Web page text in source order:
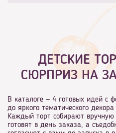
ДЕТСКИЕ
СЮРПРИЗ НА
В каталоге — 4 готовых идей с
до яркого тематического
Каждый торт собирают вручную
готовят в день заказа, а